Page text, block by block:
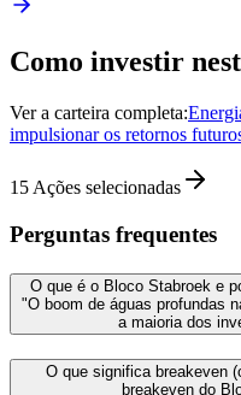
Como investir
Ver a carteira completa:
impulsionar os retornos
15 Ações selecionadas
Perguntas frequentes
O que é o Bloco Stabroek e
"O boom de águas profundas
a maioria dos
O que significa breakeven
breakeven do